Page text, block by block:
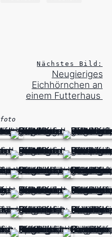
Nächstes Bild:
Neugieriges
Eichhörnchen an
einem Futterhaus
foto